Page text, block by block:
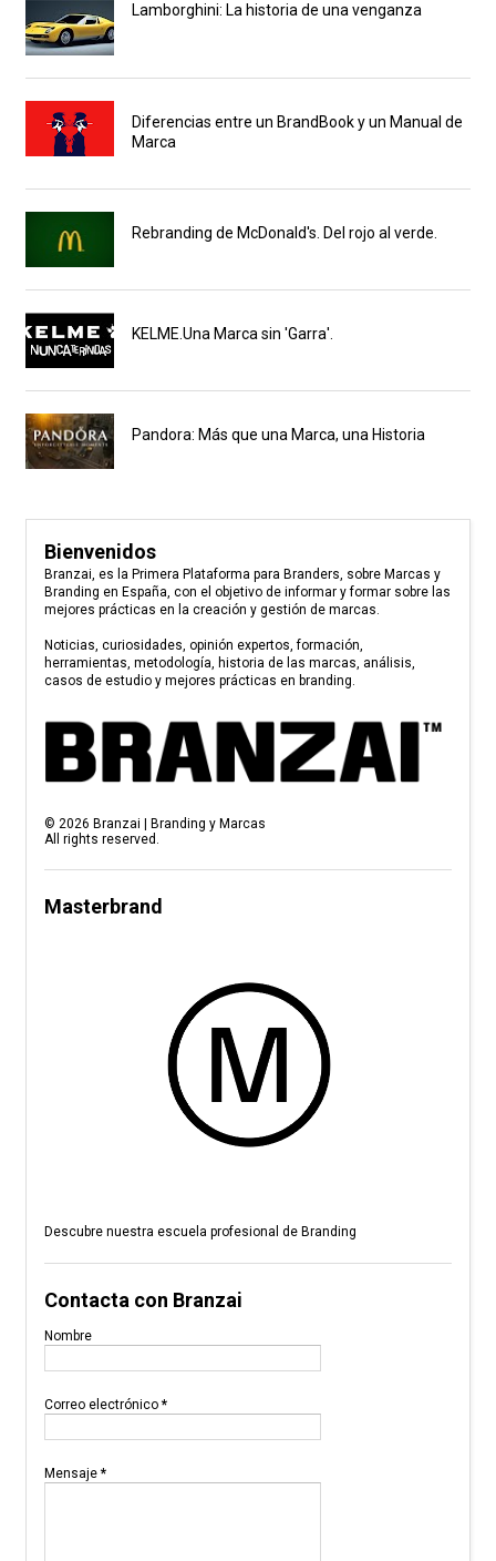
Lamborghini: La historia de una venganza
Diferencias entre un BrandBook y un Manual de
Marca
Rebranding de McDonald's. Del rojo al verde.
KELME.Una Marca sin 'Garra'.
Pandora: Más que una Marca, una Historia
Bienvenidos
Branzai, es la Primera Plataforma para Branders, sobre Marcas y
Branding en España, con el objetivo de informar y formar sobre las
mejores prácticas en la creación y gestión de marcas.
Noticias, curiosidades, opinión expertos, formación,
herramientas, metodología, historia de las marcas, análisis,
casos de estudio y mejores prácticas en branding.
© 2026 Branzai | Branding y Marcas
All rights reserved.
Masterbrand
Descubre nuestra escuela profesional de Branding
Contacta con Branzai
Nombre
Correo electrónico *
Mensaje *